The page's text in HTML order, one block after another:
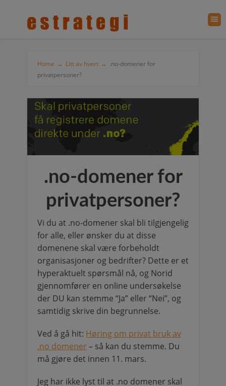
Home → Litt av hvert → .no-domener for
privatpersoner?
.no-domener for
privatpersoner?
Vi du at .no-domener skal bli tilgjengelig
for alle, eller ønsker du at disse
domenene skal være forbeholdt
organisasjoner og bedrifter? Dette er et
hyperaktuelt spørsmål nå, og Norid
gjennomfører en online undersøkelse
der DU kan stemme “Ja” eller “Nei”, og
samtidig skrive din begrunnelse.
Ved å gå hit: Høring om privat bruk av
.no domener – så kan du stemme. Du
må gjøre det innen 11. mars.
Jeg har ikke lyst til at .no domener skal